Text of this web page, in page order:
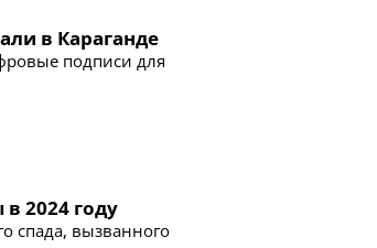
в Караганде
подписи для
2024 году
спада, вызванного